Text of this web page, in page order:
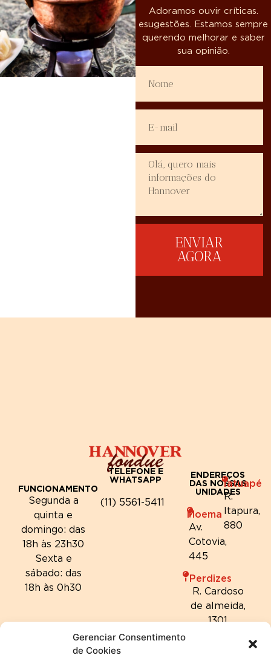
Gerenciar Consentimento
de Cookies
Adoramos ouvir críticas.
esugestões. Estamos sempre
querendo melhorar e saber
sua opinião.
ENVIAR
AGORA
FUNCIONAMENTO
Segunda a
quinta e
domingo: das
18h às 23h30
Sexta e
sábado: das
18h às 0h30
TELEFONE E
WHATSAPP
(11) 5561-5411
ENDEREÇOS
DAS NOSSAS
UNIDADES
Moema
Av.
Cotovia,
445
Tatuapé
R.
Itapura,
880
Perdizes
R. Cardoso
de almeida,
1301